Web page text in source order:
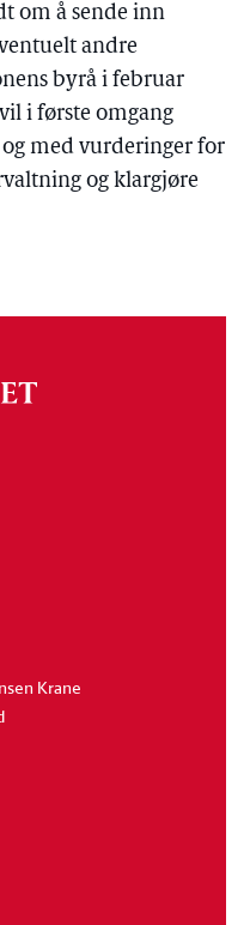
om å sende inn
andre
byrå i februar
i første omgang
med vurderinger for
og klargjøre
Krane